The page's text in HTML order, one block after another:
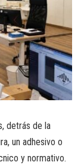
detrás de la
un adhesivo o
y normativo.